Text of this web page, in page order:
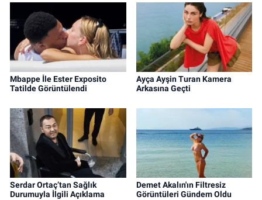
Mbappe İle Ester Exposito
Tatilde Görüntülendi
Ayça Ayşin Turan Kamera
Arkasına Geçti
Serdar Ortaç’tan Sağlık
Durumuyla İlgili Açıklama
Demet Akalın'ın Filtresiz
Görüntüleri Gündem Oldu